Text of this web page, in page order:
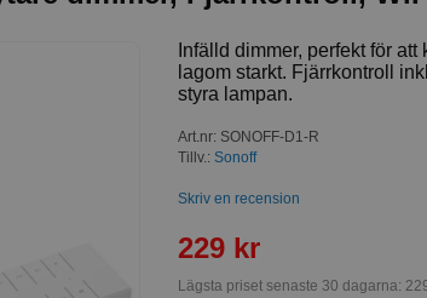
Infälld dimmer, perfekt för
lagom starkt. Fjärrkontroll
styra lampan.
Art.nr: SONOFF-D1-R
Tillv.: Sonoff
Skriv en recension
229 kr
Lägsta priset senaste 30 dagarna: